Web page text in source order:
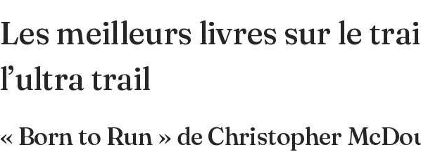
Les meilleurs livres sur le
l’ultra trail
« Born to Run » de Christopher